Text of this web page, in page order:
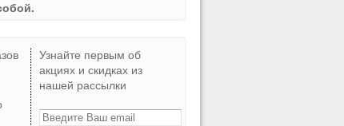
Узнайте первым об
акциях и скидках из
нашей рассылки